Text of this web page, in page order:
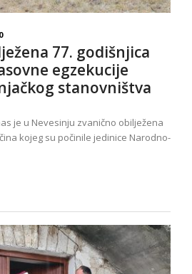
0
77. godišnjica
egzekucije
stanovništva
je u Nevesinju zvanično obilježena
kojeg su počinile jedinice Narodno-